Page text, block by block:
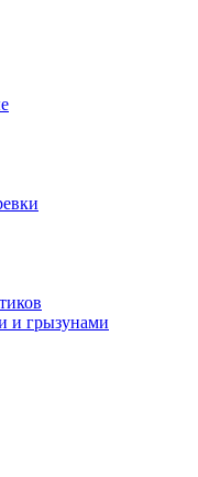
и грызунами